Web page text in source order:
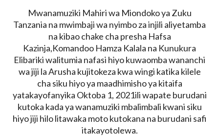
Mwanamuziki Mahiri wa Miondoko ya Zuku
Tanzania na mwimbaji wa nyimbo za injili aliyetamba
na kibao chake cha presha Hafsa
Kazinja,Komandoo Hamza Kalala na Kunukura
Elibariki walitumia nafasi hiyo kuwaomba wananchi
wa jiji la Arusha kujitokeza kwa wingi katika kilele
cha siku hiyo ya maadhimisho ya kitaifa
yatakayofanyika Oktoba 1, 2021ili wapate burudani
kutoka kada ya wanamuziki mbalimbali kwani siku
hiyo jiji hilo litawaka moto kutokana na burudani safi
itakayotolewa.